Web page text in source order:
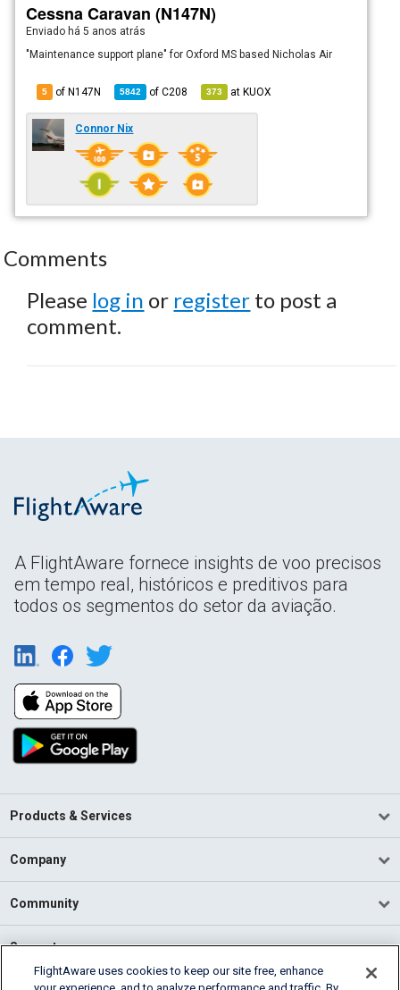
Cessna Caravan (N147N)
Enviado há5 anos atrás
"Maintenance support plane" for Oxford MS based Nicholas Air
5 of N147N 5842 ofC208 373 atKUOX
Connor Nix
Comments
Please log in or register to post a
comment.
A FlightAware fornece insights de voo precisos
em tempo real, históricos e preditivos para
todos os segmentos do setor da aviação.
Products & Services
Company
Community
Support
FlightAware uses cookies to keep our site free, enhance